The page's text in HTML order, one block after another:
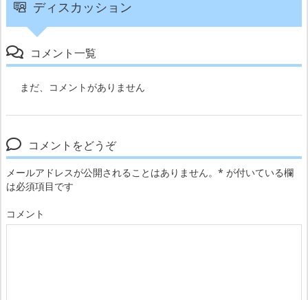
ディスカッション
コメント一覧
まだ、コメントがありません
コメントをどうぞ
メールアドレスが公開されることはありません。 * が付いている欄
は必須項目です
コメント